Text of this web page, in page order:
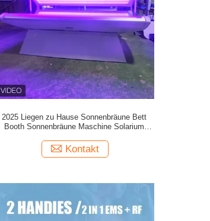
2025 Liegen zu Hause Sonnenbräune Bett
Booth Sonnenbräune Maschine Solarium
Sonnenbräune Maschine Großhandel
Kommerzielle Sonnenbräune Stand Solarium
Kontakt